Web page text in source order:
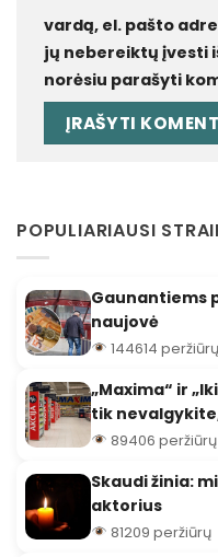
vardą, el. pašto
jų nebereiktų įvesti
norėsiu parašyti
POPULIARIAUSI
Gaunantiems
naujovė
144614 peržiūrų
„Maxima“ ir
tik
89406 peržiūrų
Skaudi žinia:
aktorius
81209 peržiūrų